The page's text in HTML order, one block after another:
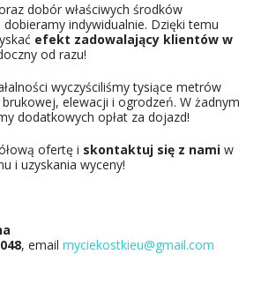
dobór właściwych środków
dobieramy indywidualnie. Dzięki temu
efekt zadowalający klientów w
od razu!
wyczyściliśmy tysiące metrów
elewacji i ogrodzeń. W żadnym
dodatkowych opłat za dojazd!
ofertę i skontaktuj się z nami w
i uzyskania wyceny!
, email myciekostkieu@gmail.com